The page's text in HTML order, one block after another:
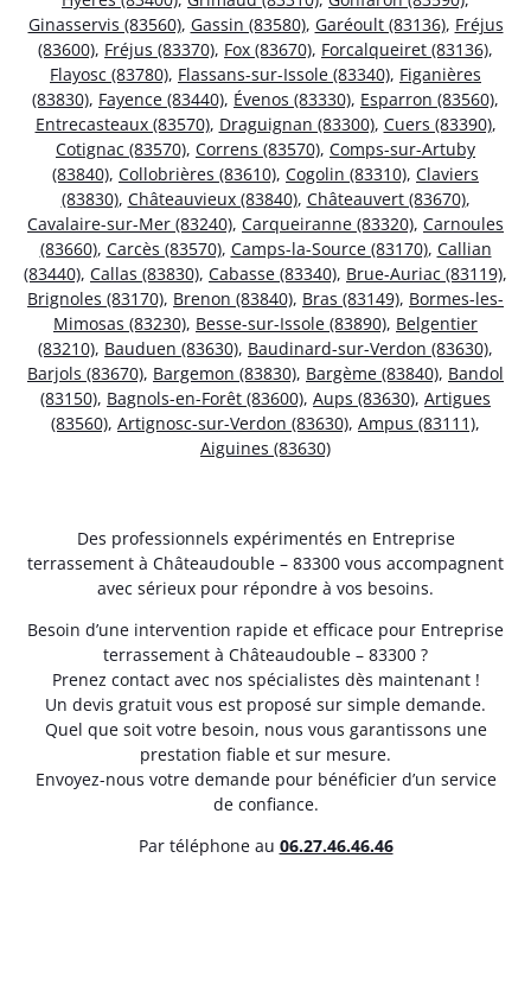
Ginasservis (83560), Gassin (83580), Garéoult (83136), Fréjus
(83600), Fréjus (83370), Fox (83670), Forcalqueiret (83136),
Flayosc (83780), Flassans-sur-Issole (83340), Figanières
(83830), Fayence (83440), Évenos (83330), Esparron (83560),
Entrecasteaux (83570), Draguignan (83300), Cuers (83390),
Cotignac (83570), Correns (83570), Comps-sur-Artuby
(83840), Collobrières (83610), Cogolin (83310), Claviers
(83830), Châteauvieux (83840), Châteauvert (83670),
Cavalaire-sur-Mer (83240), Carqueiranne (83320), Carnoules
(83660), Carcès (83570), Camps-la-Source (83170), Callian
(83440), Callas (83830), Cabasse (83340), Brue-Auriac (83119),
Brignoles (83170), Brenon (83840), Bras (83149), Bormes-les-
Mimosas (83230), Besse-sur-Issole (83890), Belgentier
(83210), Bauduen (83630), Baudinard-sur-Verdon (83630),
Barjols (83670), Bargemon (83830), Bargème (83840), Bandol
(83150), Bagnols-en-Forêt (83600), Aups (83630), Artigues
(83560), Artignosc-sur-Verdon (83630), Ampus (83111),
Aiguines (83630)
Des professionnels expérimentés en Entreprise
terrassement à Châteaudouble – 83300 vous accompagnent
avec sérieux pour répondre à vos besoins.
Besoin d’une intervention rapide et efficace pour Entreprise
terrassement à Châteaudouble – 83300 ?
Prenez contact avec nos spécialistes dès maintenant !
Un devis gratuit vous est proposé sur simple demande.
Quel que soit votre besoin, nous vous garantissons une
prestation fiable et sur mesure.
Envoyez-nous votre demande pour bénéficier d’un service
de confiance.
Par téléphone au 06.27.46.46.46